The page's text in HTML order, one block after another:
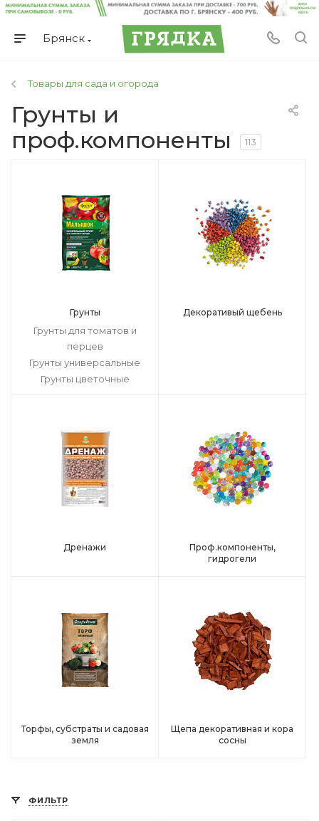
Брянск
Товары для сада и огорода
Грунты и
проф.компоненты
113
Грунты
Грунты для томатов и
перцев
Грунты универсальные
Грунты цветочные
Декоративый щебень
Дренажи
Проф.компоненты,
гидрогели
Торфы, субстраты и садовая
земля
Щепа декоративная и кора
сосны
ФИЛЬТР